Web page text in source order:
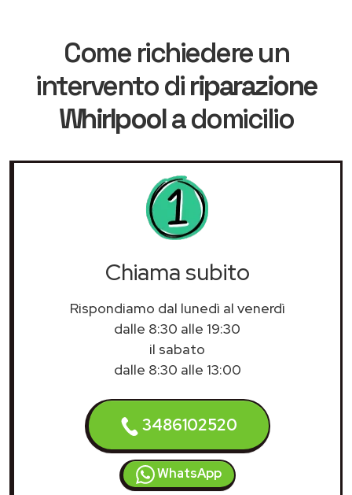
Come richiedere un
intervento diriparazione
Whirlpoola domicilio
Chiama subito
Rispondiamo dal lunedì al venerdì
dalle 8:30 alle 19:30
il sabato
dalle 8:30 alle 13:00
3486102520
WhatsApp